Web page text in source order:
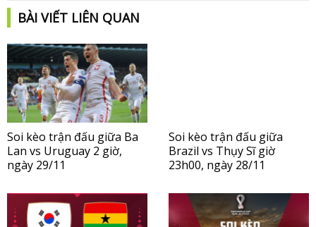
BÀI VIẾT LIÊN QUAN
Soi kèo trận đấu giữa Ba
Lan vs Uruguay 2 giờ,
ngày 29/11
Soi kèo trận đấu giữa
Brazil vs Thụy Sĩ giờ
23h00, ngày 28/11